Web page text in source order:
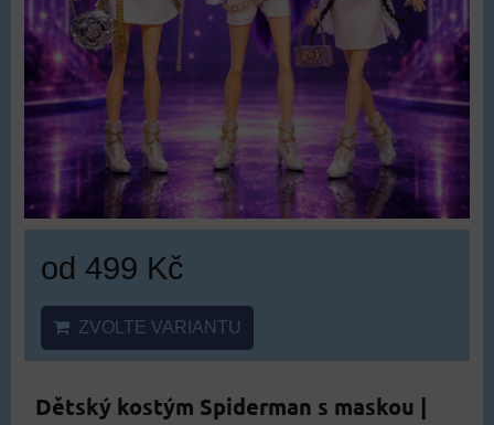
od 499 Kč
ZVOLTE VARIANTU
Dětský kostým Spiderman s maskou |